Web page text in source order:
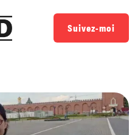
Suivez-moi